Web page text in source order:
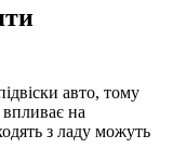
авто, тому
впливає на
з ладу можуть